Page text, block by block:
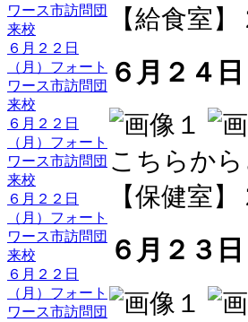
ワース市訪問団
来校
６月２２日
（月）フォート
ワース市訪問団
来校
６月２２日
（月）フォート
ワース市訪問団
来校
６月２２日
（月）フォート
ワース市訪問団
来校
６月２２日
（月）フォート
ワース市訪問団
【給食室
６月２４
こちらか
【保健室
６月２３